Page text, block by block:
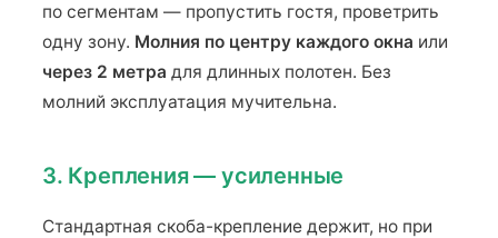
по сегментам — пропустить гостя, проветрить
одну зону. Молния по центру каждого окна или
через 2 метра для длинных полотен. Без
молний эксплуатация мучительна.
3. Крепления — усиленные
Стандартная скоба-крепление держит, но при